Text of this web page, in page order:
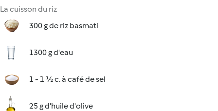
La cuisson du riz
300 g de riz basmati
1300 g d'eau
1 - 1 ½ c. à café de sel
25 g d'huile d'olive